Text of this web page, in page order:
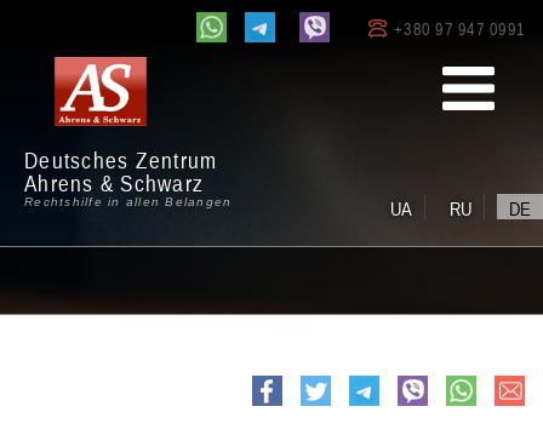
Deutsches Zentrum
Ahrens & Schwarz
Rechtshilfe in allen Belangen
+380 97 947 0991
UA RU DE